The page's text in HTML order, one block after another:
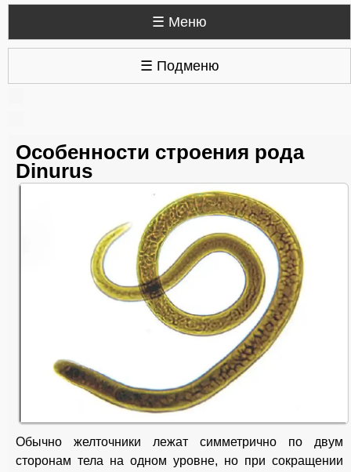
☰ Меню
☰ Подменю
Особенности строения рода
Dinurus
Обычно желточники лежат симметрично по двум
сторонам тела на одном уровне, но при сокращении